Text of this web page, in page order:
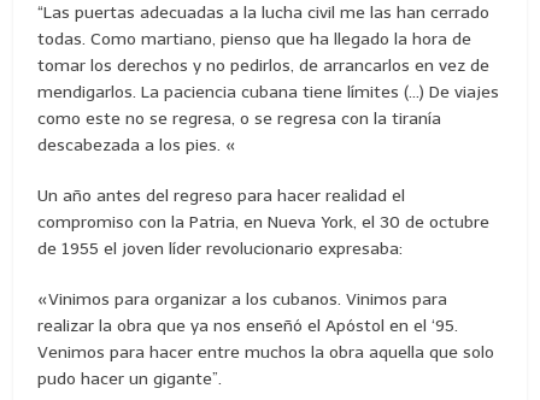
“Las puertas adecuadas a la lucha civil me las han cerrado
todas. Como martiano, pienso que ha llegado la hora de
tomar los derechos y no pedirlos, de arrancarlos en vez de
mendigarlos. La paciencia cubana tiene límites (…) De viajes
como este no se regresa, o se regresa con la tiranía
descabezada a los pies. «
Un año antes del regreso para hacer realidad el
compromiso con la Patria, en Nueva York, el 30 de octubre
de 1955 el joven líder revolucionario expresaba:
«Vinimos para organizar a los cubanos. Vinimos para
realizar la obra que ya nos enseñó el Apóstol en el ‘95.
Venimos para hacer entre muchos la obra aquella que solo
pudo hacer un gigante”.